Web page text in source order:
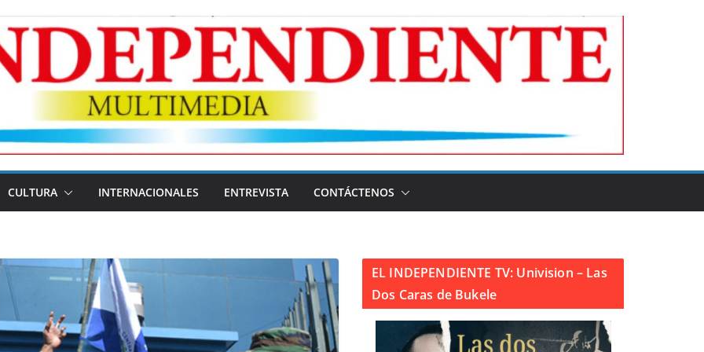
CULTURA INTERNACIONALES ENTREVISTA CONTÁCTENOS
EL INDEPENDIENTE TV: Univision – Las
Dos Caras de Bukele